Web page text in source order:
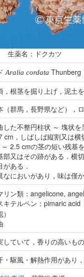
生薬名：ドクカツ
Aralia cordata Thunberg
，根茎を掘り上げ，泥土
（群馬，長野県など），
した不整円柱状 ～ 塊状
cm，しばしば縦割又は
2.5 cmの茎の短い残基
部又はその跡がある．横
がある．
なにおいがあり，味は僅
リン類：angelicone,
キテルペン：pimaric
していて，香りの高いも
・駆風・解熱作用があり